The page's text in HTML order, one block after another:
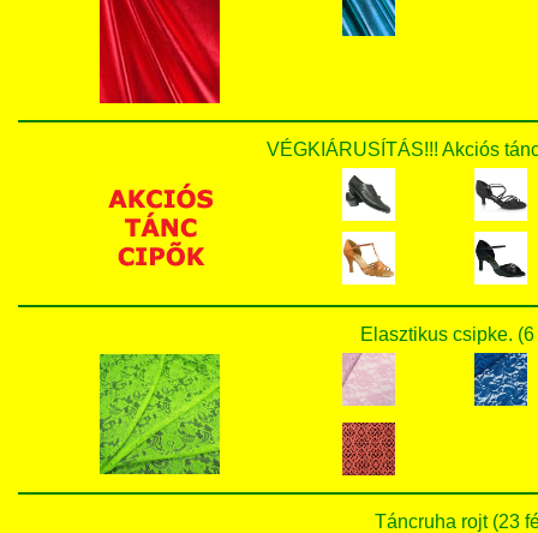
VÉGKIÁRUSÍTÁS!!! Akciós
Elasztikus csipke.
Táncruha rojt (23